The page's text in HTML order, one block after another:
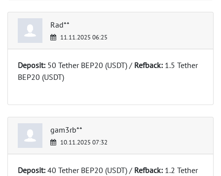
Rad**
11.11.2025 06:25
Deposit: 50 Tether BEP20 (USDT) / Refback: 1.5 Tether
BEP20 (USDT)
gam3rb**
10.11.2025 07:32
Deposit: 40 Tether BEP20 (USDT) / Refback: 1.2 Tether